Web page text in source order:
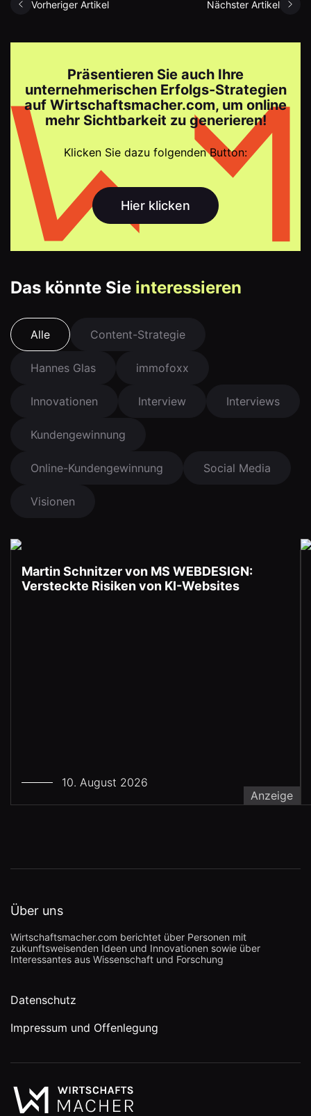
Vorheriger Artikel Nächster Artikel
Präsentieren Sie auch Ihre
unternehmerischen Erfolgs-Strategien
auf Wirtschaftsmacher.com, um online
mehr Sichtbarkeit zu generieren!
Klicken Sie dazu folgenden Button:
Hier klicken
Das könnte Sie interessieren
Alle Content-Strategie
Hannes Glas immofoxx
Innovationen Interview Interviews
Kundengewinnung
Online-Kundengewinnung Social Media
Visionen
Martin Schnitzer von MS WEBDESIGN:
Versteckte Risiken von KI-Websites
10. August 2026
Anzeige
Über uns
Wirtschaftsmacher.com berichtet über Personen mit
zukunftsweisenden Ideen und Innovationen sowie über
Interessantes aus Wissenschaft und Forschung
Datenschutz
Impressum und Offenlegung